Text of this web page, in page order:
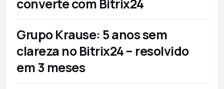
converte com Bitrix24
Grupo Krause: 5 anos sem
clareza no Bitrix24 – resolvido
em 3 meses